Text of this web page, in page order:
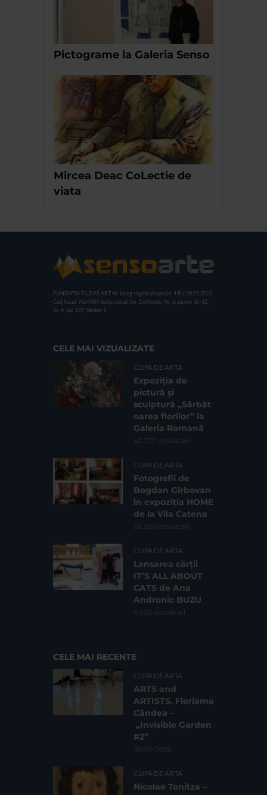
Pictograme la Galeria Senso
Mircea Deac CoLectie de
viata
FUNDATIA FILDAS ART Nr inreg registrul special: 4 PJ/ 29.01.2013
Cod fiscal: 9164384 Sediu social: Str. Delfinului, Nr. 6, parter Bl. 42,
Sc. 4, Ap. 197, Sector 2
CELE MAI VIZUALIZATE
CLIPA DE ARTA
Expoziția de
pictură și
sculptură „Sărbăt
oarea florilor” la
Galeria Romană
62.727 vizualizari
CLIPA DE ARTA
Fotografii de
Bogdan Gîrbovan
în expoziția HOME
de la Vila Catena
16.206 vizualizari
CLIPA DE ARTA
Lansarea cărții
IT’S ALL ABOUT
CATS de Ana
Andronic BUZU
8.030 vizualizari
CELE MAI RECENTE
CLIPA DE ARTA
ARTS and
ARTISTS. Floriama
Cândea –
„Invisible Garden
#2”
30/07/2026
CLIPA DE ARTA
Nicolae Tonitza –